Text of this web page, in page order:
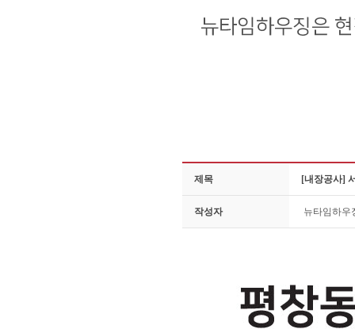
제목 [내장공사]
작성자 뉴타임하우